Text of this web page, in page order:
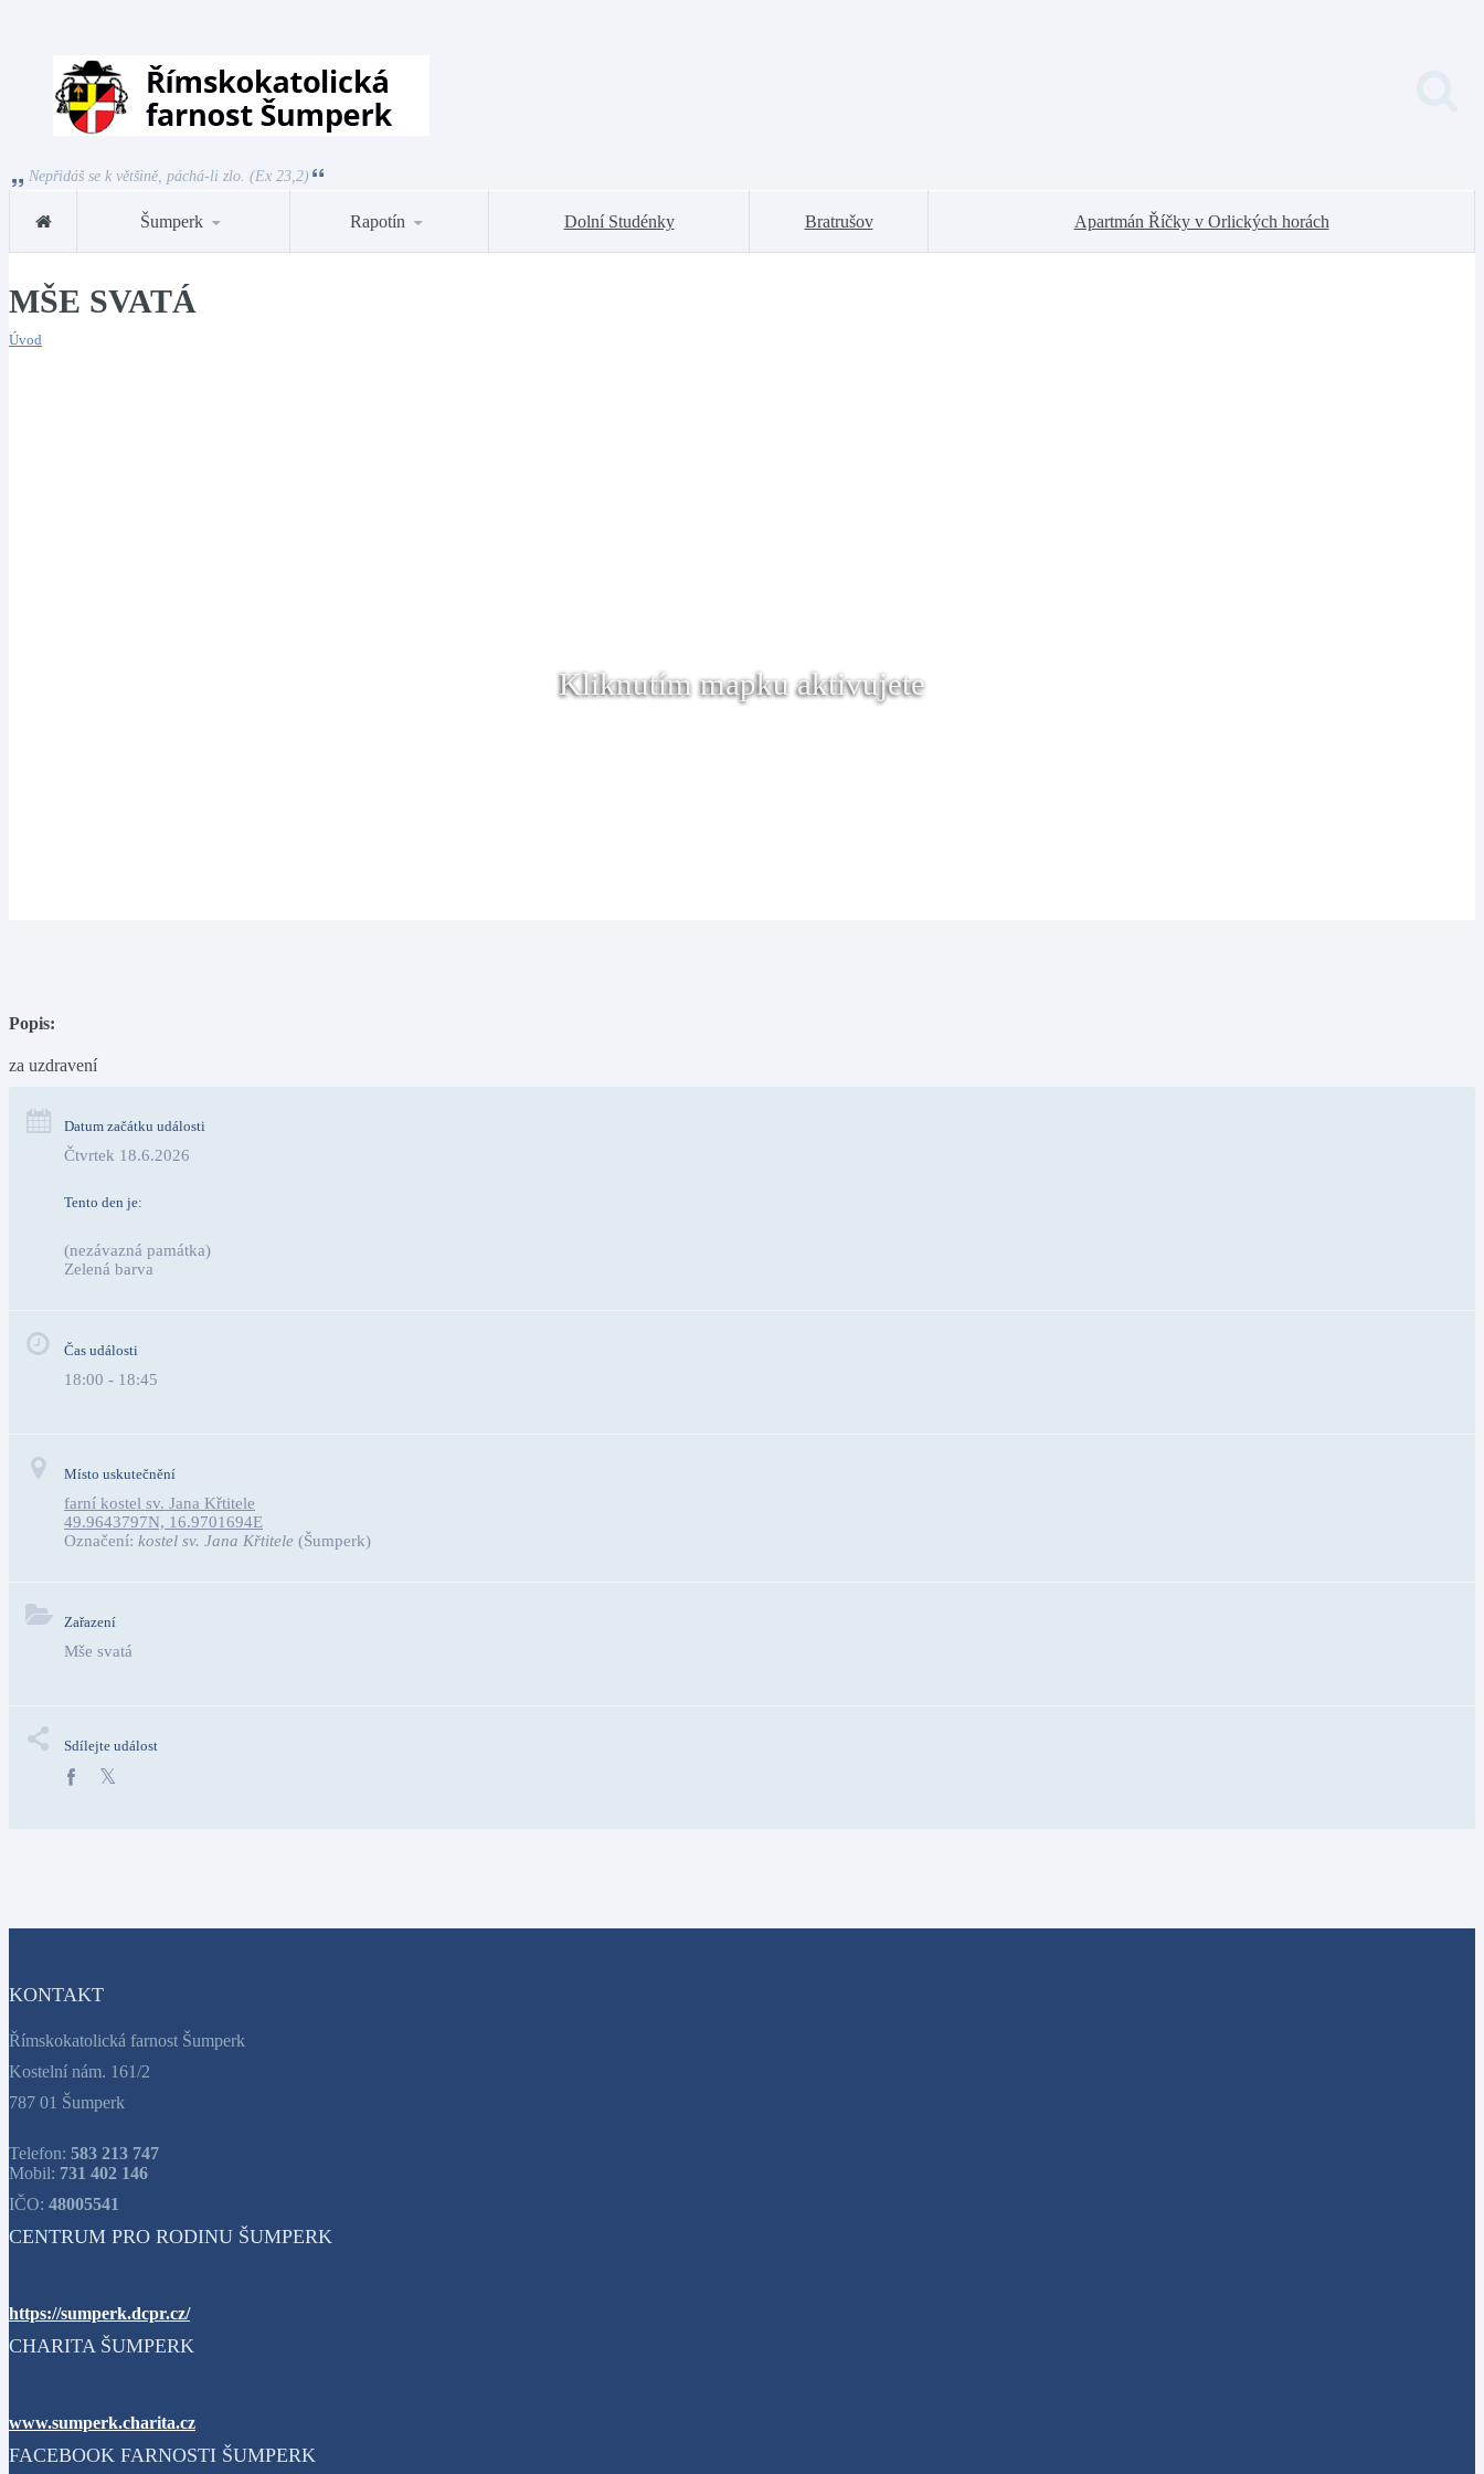
Nepřidáš se k většině, páchá-li zlo. (Ex 23,2)
Šumperk Rapotín Dolní Studénky Bratrušov Apartmán Říčky v Orlických horách
MŠE SVATÁ
Úvod
Kliknutím mapku aktivujete
Popis:
za uzdravení
Datum začátku události
Čtvrtek 18.6.2026
Tento den je:
(nezávazná památka)
Zelená barva
Čas události
18:00 - 18:45
Místo uskutečnění
farní kostel sv. Jana Křtitele
49.9643797N, 16.9701694E
Označení: kostel sv. Jana Křtitele (Šumperk)
Zařazení
Mše svatá
Sdílejte událost
KONTAKT
Římskokatolická farnost Šumperk
Kostelní nám. 161/2
787 01 Šumperk
Telefon: 583 213 747
Mobil: 731 402 146
IČO: 48005541
CENTRUM PRO RODINU ŠUMPERK
https://sumperk.dcpr.cz/
CHARITA ŠUMPERK
www.sumperk.charita.cz
FACEBOOK FARNOSTI ŠUMPERK